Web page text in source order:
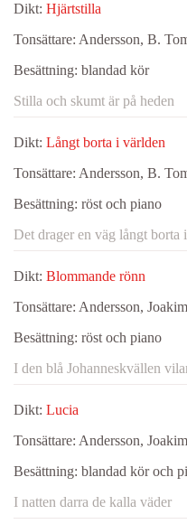
Dikt: Hjärtstilla
Tonsättare: Andersson, B.
Besättning: blandad kör
Stilla och skumt är på heden
Dikt: Långt borta i världen
Tonsättare: Andersson, B.
Besättning: röst och piano
Det drager en väg långt borta
Dikt: Blommande rönn
Tonsättare: Andersson, Joakim
Besättning: röst och piano
I den blå Johanneskvällen
Dikt: Lucia
Tonsättare: Andersson, Joakim
Besättning: blandad kör och
I natten darra de kalla väder